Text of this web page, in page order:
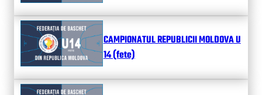
CAMPIONATUL REPUBLICII MOLDOVA U
14 (fete)